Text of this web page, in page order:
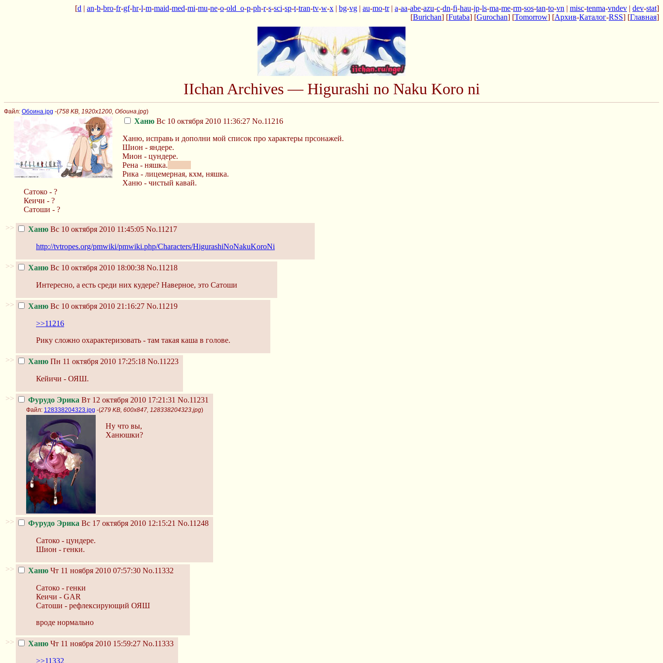
[d | an-b-bro-fr-gf-hr-l-m-maid-med-mi-mu-ne-o-old_o-p-ph-r-s-sci-sp-t-tran-tv-w-x | bg-vg | au-mo-tr| a-aa-abe-azu-c-dn-fi-hau-jp-ls-ma-me-rm-sos-tan-to-vn | misc-tenma-vndev | dev-stat]
[Burichan] [Futaba] [Gurochan] [Tomorrow] [Архив-Каталог-RSS] [Главная]
IIchan Archives — Higurashi no Naku Koro ni
Файл: Обоина.jpg -(758 KB, 1920x1200, Обоина.jpg)
Ханю Вс 10 октября 2010 11:36:27 No.11216
Ханю, исправь и дополни мой список про характеры прсонажей.
Шион - яндере.
Мион - цундере.
Рена - няшка.
Рика - лицемерная, кхм, няшка.
Ханю - чистый кавай.
Сатоко - ?
Кеичи - ?
Сатоши - ?
>> Ханю Вс 10 октября 2010 11:45:05 No.11217
http://tvtropes.org/pmwiki/pmwiki.php/Characters/HigurashiNoNakuKoroNi
>> Ханю Вс 10 октября 2010 18:00:38 No.11218
Интересно, а есть среди них кудере? Наверное, это Сатоши
>> Ханю Вс 10 октября 2010 21:16:27 No.11219
>>11216
Рику сложно охарактеризовать - там такая каша в голове.
>> Ханю Пн 11 октября 2010 17:25:18 No.11223
Кейичи - ОЯШ.
>> Фурудо Эрика Вт 12 октября 2010 17:21:31 No.11231
Файл: 128338204323.jpg -(279 KB, 600x847, 128338204323.jpg)
Ну что вы,
Ханюшки?
>> Фурудо Эрика Вс 17 октября 2010 12:15:21 No.11248
Сатоко - цундере.
Шион - генки.
>> Ханю Чт 11 ноября 2010 07:57:30 No.11332
Сатоко - генки
Кеичи - GAR
Сатоши - рефлексирующий ОЯШ
вроде нормально
>> Ханю Чт 11 ноября 2010 15:59:27 No.11333
>>11332